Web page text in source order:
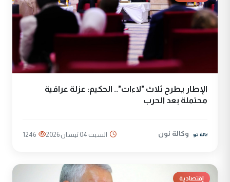
الإطار يطرح ثلاث "لاءات".. الحكيم: عزلة عراقية
محتملة بعد الحرب
وكالة نون السبت 04 نيسان 2026 1246
إقتصادية